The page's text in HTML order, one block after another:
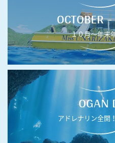
OCTOBER
１０月〜年末
OGAN
アドレナリン全開